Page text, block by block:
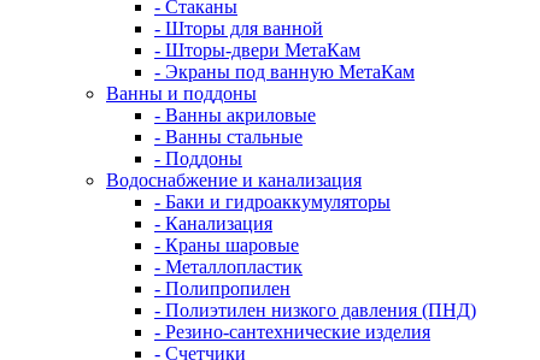
- Стаканы
- Шторы для ванной
- Шторы-двери МетаКам
- Экраны под ванную МетаКам
Ванны и поддоны
- Ванны акриловые
- Ванны стальные
- Поддоны
Водоснабжение и канализация
- Баки и гидроаккумуляторы
- Канализация
- Краны шаровые
- Металлопластик
- Полипропилен
- Полиэтилен низкого давления (ПНД)
- Резино-сантехнические изделия
- Счетчики